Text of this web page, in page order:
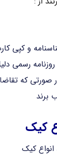
و کپی
رسمی
صورتی که
برند
کیک
کیک